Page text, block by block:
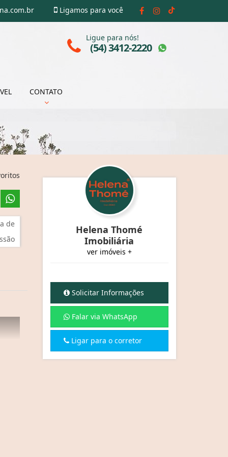
Ligamos para você
CONTATO
Ligue para nós!
(54) 3412-2220
de
Helena Thomé
Imobiliária
ver imóveis +
Solicitar Informações
Falar via WhatsApp
Ligar para o corretor